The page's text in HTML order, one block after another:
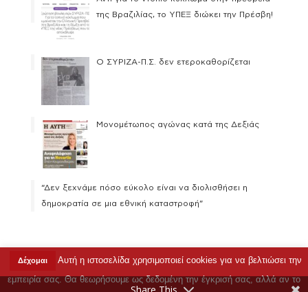
της Βραζιλίας, το ΥΠΕΞ διώκει την Πρέσβη!
Ο ΣΥΡΙΖΑ-Π.Σ. δεν ετεροκαθορίζεται
Μονομέτωπος αγώνας κατά της Δεξιάς
“Δεν ξεχνάμε πόσο εύκολο είναι να διολισθήσει η
δημοκρατία σε μια εθνική καταστροφή”
Επικοινωνία
Δέχομαι
Αυτή η ιστοσελίδα χρησιμοποιεί cookies για να βελτιώσει την
εμπειρία σας. Θα θεωρήσουμε ως δεδομένη την έγκρισή σας, αλλά αν το